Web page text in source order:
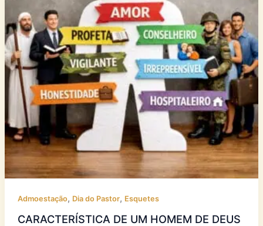
Admoestação, Dia do Pastor, Esquetes
CARACTERÍSTICA DE UM HOMEM DE DEUS